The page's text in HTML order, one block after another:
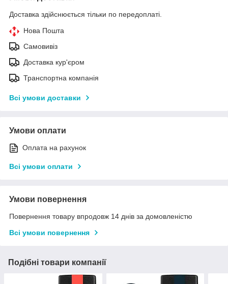
Доставка здійснюється тільки по передоплаті.
Нова Пошта
Самовивіз
Доставка кур'єром
Транспортна компанія
Всі умови доставки
Умови оплати
Оплата на рахунок
Всі умови оплати
Умови повернення
Повернення товару впродовж 14 днів за домовленістю
Всі умови повернення
Подібні товари компанії